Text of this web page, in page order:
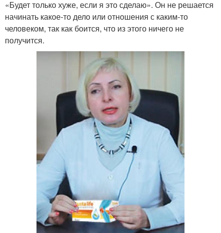
«Будет только хуже, если я это сделаю». Он не решается
начинать какое-то дело или отношения с каким-то
человеком, так как боится, что из этого ничего не
получится.